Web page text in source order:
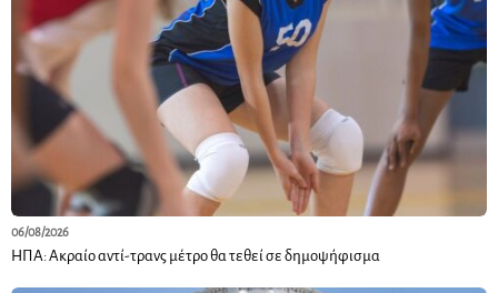
06/08/2026
ΗΠΑ: Ακραίο αντί-τρανς μέτρο θα τεθεί σε δημοψήφισμα